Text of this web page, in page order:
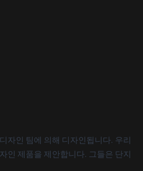
자인 팀에 의해 디자인됩니다. 우리
인 제품을 제안합니다. 그들은 단지